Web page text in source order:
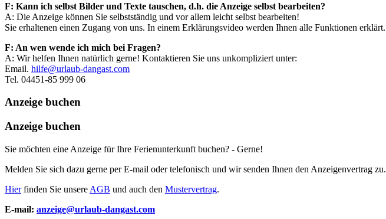
F: Kann ich selbst Bilder und Texte tauschen, d.h. die Anzeige selbst bearbeiten?
A: Die Anzeige können Sie selbstständig und vor allem leicht selbst bearbeiten!
Sie erhaltenen einen Zugang von uns. In einem Erklärungsvideo werden Ihnen alle Funktionen erklärt.
F: An wen wende ich mich bei Fragen?
A: Wir helfen Ihnen natürlich gerne! Kontaktieren Sie uns unkompliziert unter:
Email. hilfe@urlaub-dangast.com
Tel. 04451-85 999 06
Anzeige buchen
Anzeige buchen
Sie möchten eine Anzeige für Ihre Ferienunterkunft buchen? - Gerne!
Melden Sie sich dazu gerne per E-mail oder telefonisch und wir senden Ihnen den Anzeigenvertrag zu.
Hierfinden Sie unsere AGB und auch den Mustervertrag.
E-mail: anzeige@urlaub-dangast.com